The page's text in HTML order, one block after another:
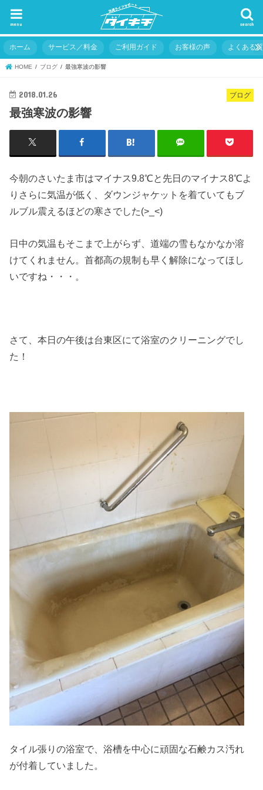
search
menu
ホーム サービス／料金 ご利用ガイド お客様の声 よくある
HOME ブログ 最強寒波の影響
ブログ
2018.01.26
最強寒波の影響
今朝のさいたま市はマイナス9.8℃と先日のマイナス8℃よ
りさらに気温が低く、ダウンジャケットを着ていてもブ
ルブル震えるほどの寒さでした(>_<)
日中の気温もそこまで上がらず、道端の雪もなかなか溶
けてくれません。首都高の規制も早く解除になってほし
いですね・・・。
さて、本日の午後は台東区にて浴室のクリーニングでし
た！
タイル張りの浴室で、浴槽を中心に頑固な石鹸カス汚れ
が付着していました。